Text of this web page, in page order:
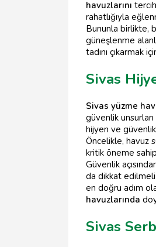
havuzlarını
rahatlığıyla
Bununla birlikte,
güneşlenme
tadını çıkarmak
Sivas
Sivas yüzme
güvenlik
hijyen ve
Öncelikle, havuz
kritik öneme
Güvenlik
da dikkat edilmeli.
en doğru adım
havuzlarında
Sivas